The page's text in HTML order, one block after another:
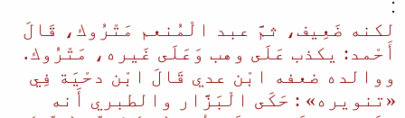
:
لكنه ضَعِيف، ثمَّ عبد الْمُنعم مَتْرُوك، قَالَ
أَحْمد: يكذب عَلَى وهب وَعَلَى غَيره، مَتْرُوك.
ووالده ضعفه ابْن عدي قَالَ ابْن دحْيَة فِي
«تنويره» : حَكَى الْبَزَّار والطبري أَنه